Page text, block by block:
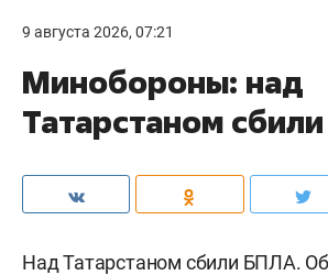
9 августа 2026, 07:21
Минобороны: над
Татарстаном
Над Татарстаном сбили БПЛА.